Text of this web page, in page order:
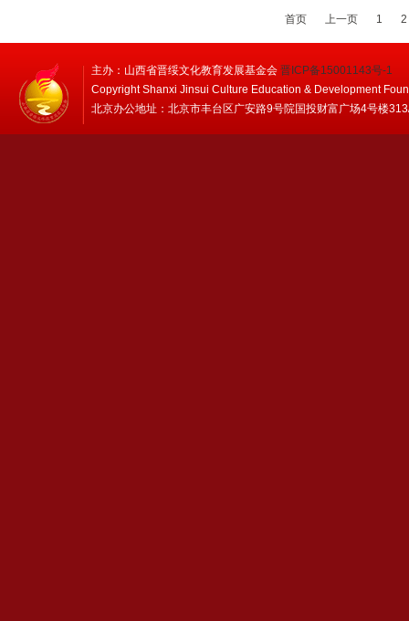
首页 上一页 1 2
主办：山西省晋绥文化教育发展基金会 晋ICP备15001143号-1
Copyright Shanxi Jinsui Culture Education & Development
北京办公地址：北京市丰台区广安路9号院国投财富广场4号楼